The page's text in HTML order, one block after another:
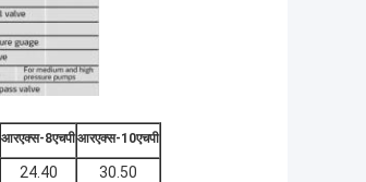
आरएक्स-8एचपीआरएक्स-10एचपी
24.40
30.50